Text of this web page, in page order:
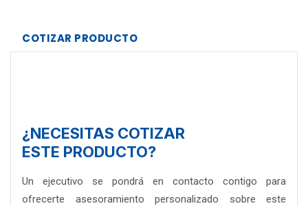
COTIZAR PRODUCTO
¿NECESITAS COTIZAR
ESTE PRODUCTO?
Un ejecutivo se pondrá en contacto contigo para
ofrecerte asesoramiento personalizado sobre este